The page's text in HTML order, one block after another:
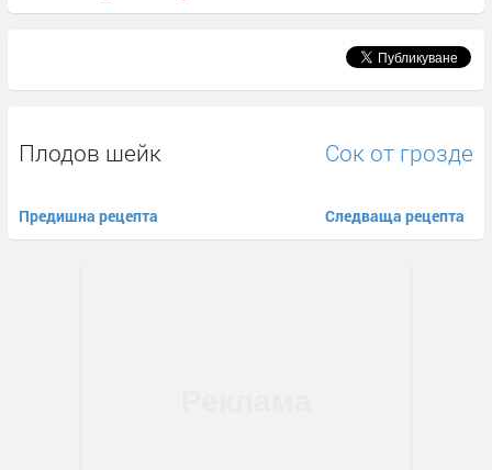
Плодов шейк
Предишна рецепта
Сок от грозде
Следваща рецепта